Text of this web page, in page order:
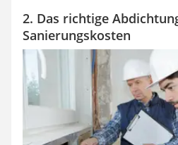
2. Das richtige
Sanierungskosten